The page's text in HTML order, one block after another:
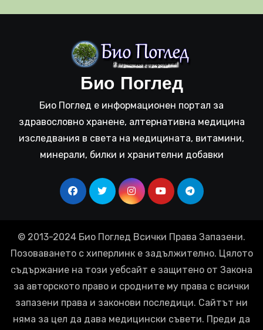
Био Поглед
Био Поглед е информационен портал за
здравословно хранене, алтернативна медицина
изследвания в света на медицината, витамини,
минерали, билки и хранителни добавки
© 2013-2024 Био Поглед Всички Права Запазени.
Позоваването с хиперлинк е задължително. Цялото
съдържание на този уебсайт е защитено от Закона
за авторското право и сродните му права с всички
запазени права и законови последици. Сайтът ни
няма за цел да дава медицински съвети. Преди да